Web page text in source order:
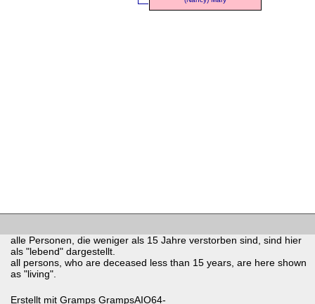
alle Personen, die weniger als 15 Jahre verstorben sind, sind hier
als "lebend" dargestellt.
all persons, who are deceased less than 15 years, are here shown
as "living".
Erstellt mit Gramps GrampsAIO64-